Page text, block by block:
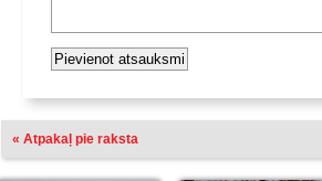
« Atpakaļ pie raksta